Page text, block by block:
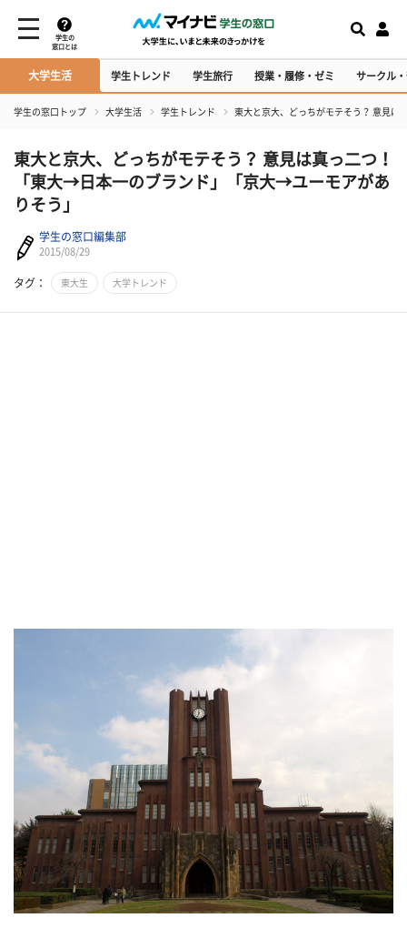
学生の
窓口とは
大学生活 学生トレンド 学生旅行 授業・履修・ゼミ サークル
学生の窓口トップ 大学生活 学生トレンド 東大と京大、どっちがモテそう？ 意見
東大と京大、どっちがモテそう？ 意見は真っ二つ！
「東大→日本一のブランド」「京大→ユーモアがあ
りそう」
学生の窓口編集部
2015/08/29
タグ： 東大生 大学トレンド